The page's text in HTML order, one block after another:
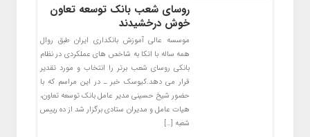
روسای شعب بانک توسعه تعاون
خوش درخشیدند
موسسه عالی آموزش بانکداری ایران طبق روال
همه ساله با اتکا به شاخص های عملکردی در نظام
بانکی روسای شعب برتر را انتخاب و مورد تقدیر
قرار می دهد.کیوسک خبر ـ در این مراسم که با
حضور شیخ حسینی مدیر عامل بانک توسعه تعاون،
هیات عامل و مدیران ستادی برگزار شد از ده رییس
شعبه […]